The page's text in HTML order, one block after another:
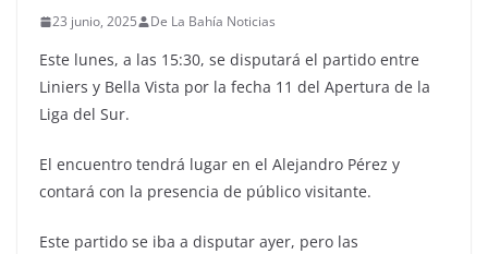
23 junio, 2025 De La Bahía Noticias
Este lunes, a las 15:30, se disputará el partido entre
Liniers y Bella Vista por la fecha 11 del Apertura de la
Liga del Sur.
El encuentro tendrá lugar en el Alejandro Pérez y
contará con la presencia de público visitante.
Este partido se iba a disputar ayer, pero las